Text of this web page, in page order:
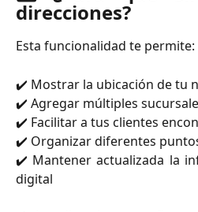
direcciones?
Esta funcionalidad te permite:
✔️ Mostrar la ubicación de tu
✔️ Agregar múltiples
✔️ Facilitar a tus clientes
✔️ Organizar diferentes
✔️ Mantener actualizada la
digital